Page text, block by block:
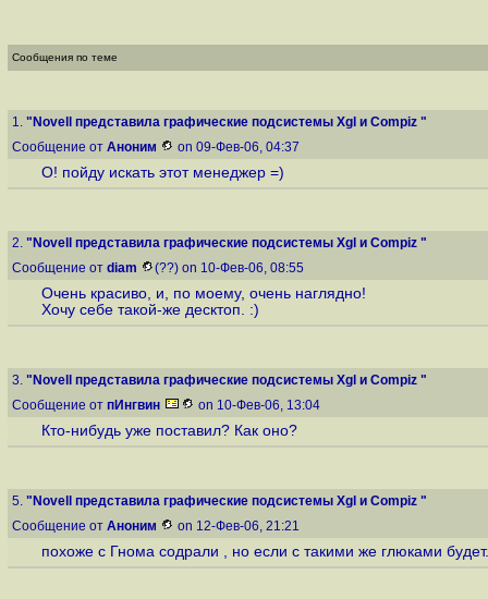
Сообщения по теме
1. "Novell представила графические подсистемы Xgl и Compiz "
Сообщение от Аноним on 09-Фев-06, 04:37
О! пойду искать этот менеджер =)
2. "Novell представила графические подсистемы Xgl и Compiz "
Сообщение от diam (??) on 10-Фев-06, 08:55
Очень красиво, и, по моему, очень наглядно!
Хочу себе такой-же десктоп. :)
3. "Novell представила графические подсистемы Xgl и Compiz "
Сообщение от пИнгвин on 10-Фев-06, 13:04
Кто-нибудь уже поставил? Как оно?
5. "Novell представила графические подсистемы Xgl и Compiz "
Сообщение от Аноним on 12-Фев-06, 21:21
похоже с Гнома содрали , но если с такими же глюками